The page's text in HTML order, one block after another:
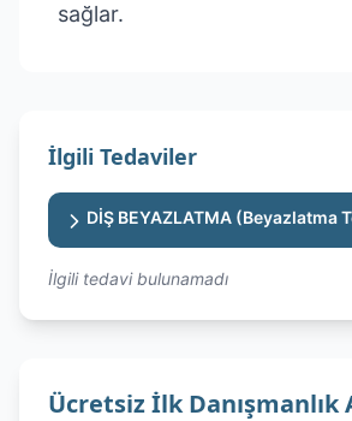
İlgili Tedaviler
DİŞ BEYAZLATMA (Beyazlatma
İlgili tedavi bulunamadı
sağlar.
Ücretsiz İlk Danışmanlık